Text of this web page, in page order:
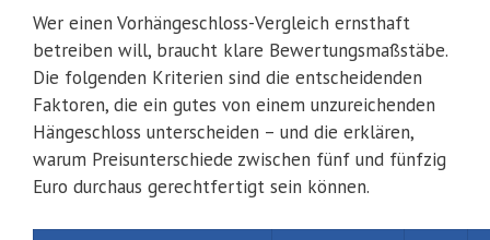
Wer einen Vorhängeschloss-Vergleich ernsthaft
betreiben will, braucht klare Bewertungsmaßstäbe.
Die folgenden Kriterien sind die entscheidenden
Faktoren, die ein gutes von einem unzureichenden
Hängeschloss unterscheiden – und die erklären,
warum Preisunterschiede zwischen fünf und fünfzig
Euro durchaus gerechtfertigt sein können.